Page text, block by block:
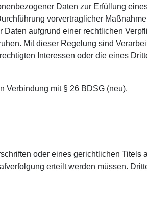
Daten zur Erfüllung
vorvertraglicher
aufgrund einer rechtlichen
Mit dieser Regelung sind
Interessen oder die eines
Verbindung mit § 26 BDSG (neu).
oder eines gerichtlichen
erteilt werden müssen.